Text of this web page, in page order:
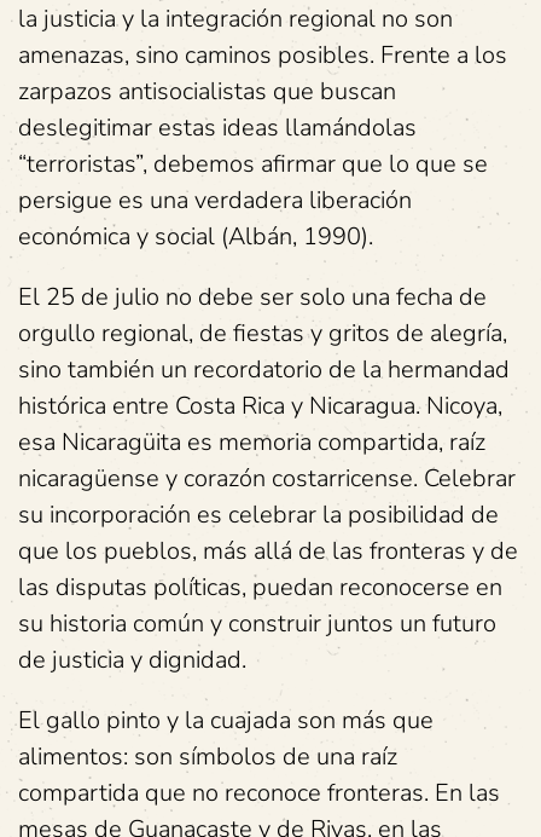
la justicia y la integración regional no son
amenazas, sino caminos posibles. Frente a los
zarpazos antisocialistas que buscan
deslegitimar estas ideas llamándolas
“terroristas”, debemos afirmar que lo que se
persigue es una verdadera liberación
económica y social (Albán, 1990).
El 25 de julio no debe ser solo una fecha de
orgullo regional, de fiestas y gritos de alegría,
sino también un recordatorio de la hermandad
histórica entre Costa Rica y Nicaragua. Nicoya,
esa Nicaragüita es memoria compartida, raíz
nicaragüense y corazón costarricense. Celebrar
su incorporación es celebrar la posibilidad de
que los pueblos, más allá de las fronteras y de
las disputas políticas, puedan reconocerse en
su historia común y construir juntos un futuro
de justicia y dignidad.
El gallo pinto y la cuajada son más que
alimentos: son símbolos de una raíz
compartida que no reconoce fronteras. En las
mesas de Guanacaste y de Rivas, en las